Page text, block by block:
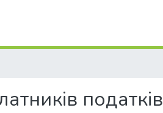
податків